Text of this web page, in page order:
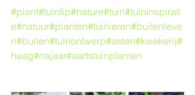
#plant#tuintip#nature#tuin#tuininspirati
e#natuur#planten#tuinieren#buitenleve
n#buiten#tuinontwerp#asten#kwekerij#
haag#najaar#aartstuinplanten